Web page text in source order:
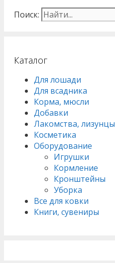
Поиск:
Каталог
Для лошади
Для всадника
Корма, мюсли
Добавки
Лакомства, лизунцы
Косметика
Оборудование
Игрушки
Кормление
Кронштейны
Уборка
Все для ковки
Книги, сувениры